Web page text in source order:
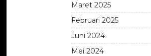
Maret 2025
Februari 2025
Juni 2024
Mei 2024